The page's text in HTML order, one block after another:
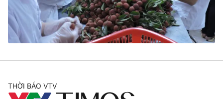
Sản phẩm
Thị trường
Tư vấn
Lịch phát sóng
Chuyên mục khác
THỜI BÁO VTV